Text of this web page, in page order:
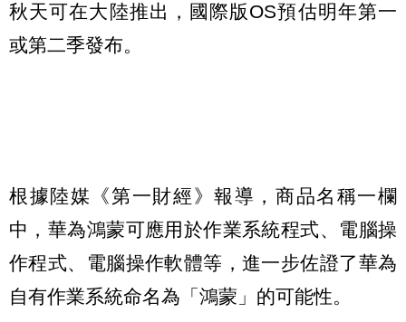
秋天可在大陸推出，國際版OS預估明年第一
或第二季發布。
根據陸媒《第一財經》報導，商品名稱一欄
中，華為鴻蒙可應用於作業系統程式、電腦操
作程式、電腦操作軟體等，進一步佐證了華為
自有作業系統命名為「鴻蒙」的可能性。